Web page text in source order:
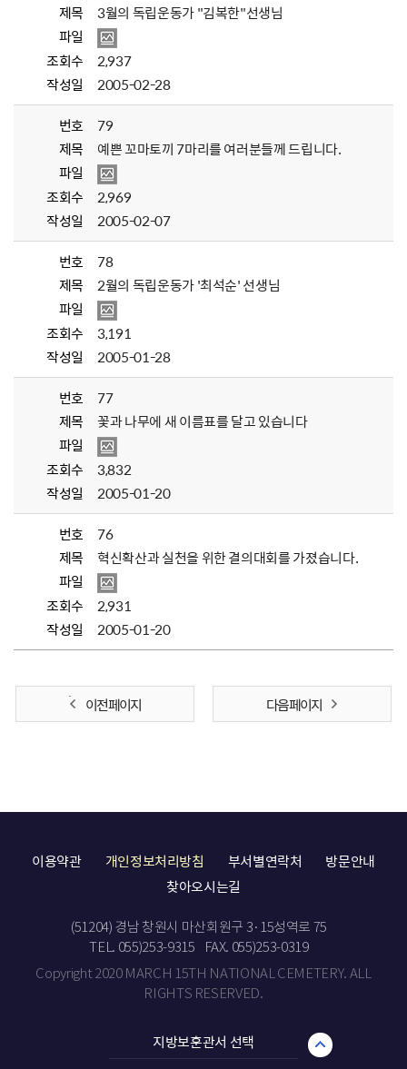
제목
3월의 독립운동가 "김복한"선생님
파일
조회수
2,937
작성일
2005-02-28
번호
79
제목
예쁜 꼬마토끼 7마리를 여러분들께 드립니다.
파일
조회수
2,969
작성일
2005-02-07
번호
78
제목
2월의 독립운동가 '최석순' 선생님
파일
조회수
3,191
작성일
2005-01-28
번호
77
제목
꽃과 나무에 새 이름표를 달고 있습니다
파일
조회수
3,832
작성일
2005-01-20
번호
76
제목
혁신확산과 실천을 위한 결의대회를 가졌습니다.
파일
조회수
2,931
작성일
2005-01-20
이전 페이지 다음 페이지
이용약관 개인정보처리방침 부서별연락처
방문안내
찾아오시는길
(51204) 경남 창원시 마산회원구 3·15성역로 75
TEL. 055)253-9315
FAX. 055)253-0319
Copyright 2020 MARCH 15TH NATIONAL CEMETERY. ALL
RIGHTS RESERVED.
지방보훈관서 선택